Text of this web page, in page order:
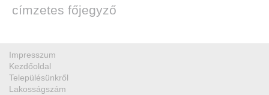
címzetes főjegyző
Impresszum
Kezdőoldal
Településünkről
Lakosságszám